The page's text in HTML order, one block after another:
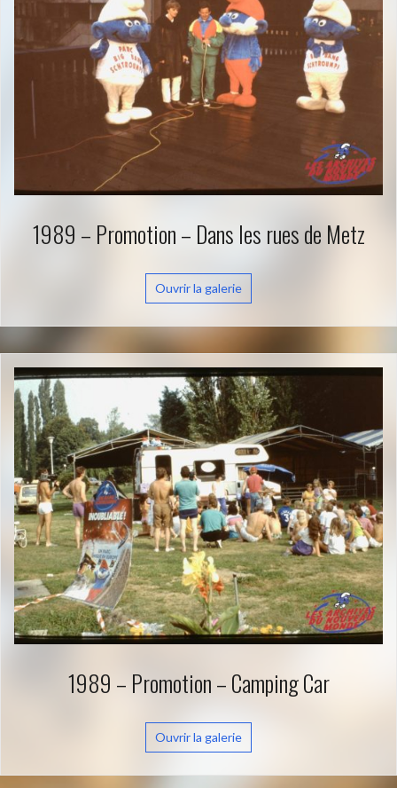
1989 – Promotion – Dans les rues de Metz
Ouvrir la galerie
1989 – Promotion – Camping Car
Ouvrir la galerie